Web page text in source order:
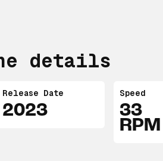
details
Release Date
2023
Speed
33
RPM